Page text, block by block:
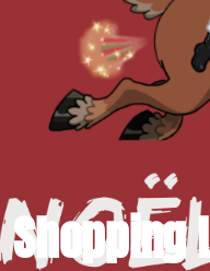
Shopping